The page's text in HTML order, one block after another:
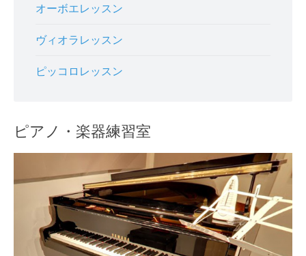
オーボエレッスン
ヴィオラレッスン
ピッコロレッスン
ピアノ・楽器練習室